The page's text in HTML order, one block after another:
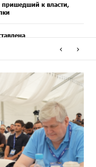
к власти,
мира не достичь.
рейтингам IDBank на
Mastercard World с
‹ ›